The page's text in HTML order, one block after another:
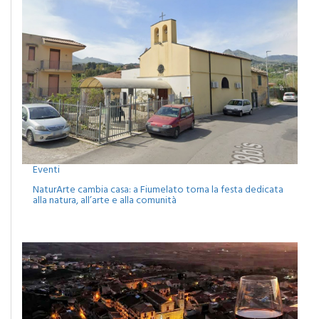
Eventi
NaturArte cambia casa: a Fiumelato torna la festa dedicata